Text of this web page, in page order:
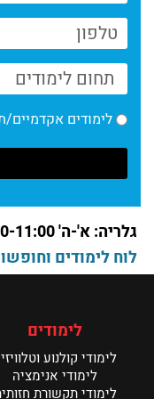
קרא עוד >
המחלקה
קרא עוד >
קרא עוד >
קרא עוד >
לקולנוע
קרא עוד >
לימודים אקדמיים/
גלריה: א'-ה' 19:00-11:00, שבת 14:00-11:00
לוח לימודים
לימודים
לימודי קולנוע
לימודי אנימציה
לימודי תקשורת